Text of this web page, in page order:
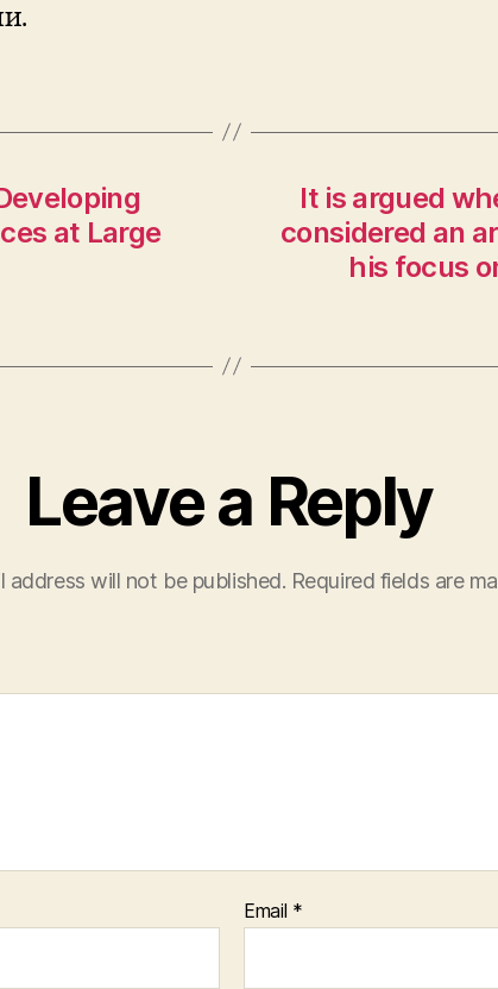
at Large
It is argued
considered an
his focus
Leave a Reply
address will not be published. Required fields are
Email *